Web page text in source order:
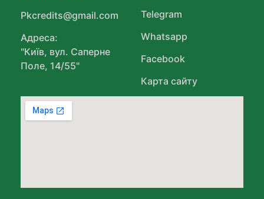
Pkcredits@gmail.com
Адреса:
"Київ, вул. Саперне
Поле, 14/55"
Telegram
Whatsapp
Facebook
Карта сайту